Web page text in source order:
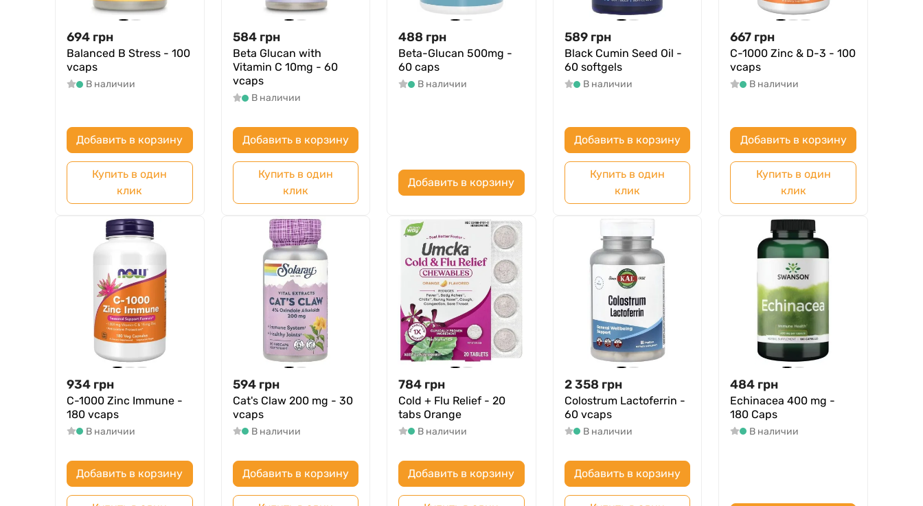
694 грн
Balanced B Stress - 100
vcaps
В наличии
Добавить в корзину
Купить в один
клик
584 грн
Beta Glucan with
Vitamin C 10mg - 60
vcaps
В наличии
Добавить в корзину
Купить в один
клик
488 грн
Beta-Glucan 500mg -
60 caps
В наличии
Добавить в корзину
589 грн
Black Cumin Seed Oil -
60 softgels
В наличии
Добавить в корзину
Купить в один
клик
667 грн
C-1000 Zinc & D-3 - 100
vcaps
В наличии
Добавить в корзину
Купить в один
клик
934 грн
C-1000 Zinc Immune -
180 vcaps
В наличии
Добавить в корзину
594 грн
Cat's Claw 200 mg - 30
vcaps
В наличии
Добавить в корзину
784 грн
Cold + Flu Relief - 20
tabs Orange
В наличии
Добавить в корзину
2 358 грн
Colostrum Lactoferrin -
60 vcaps
В наличии
Добавить в корзину
484 грн
Echinacea 400 mg -
180 Caps
В наличии